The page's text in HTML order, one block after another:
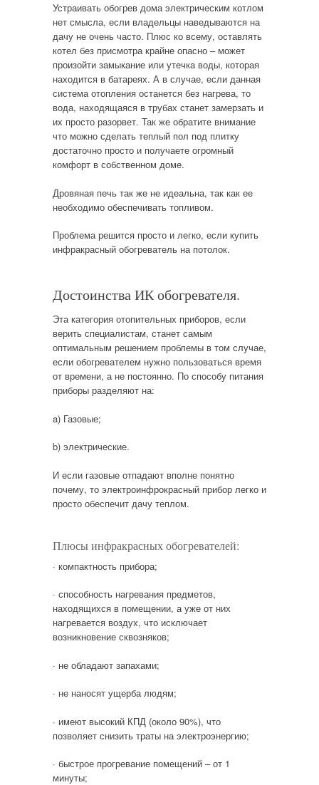
Устраивать обогрев дома электрическим котлом
нет смысла, если владельцы наведываются на
дачу не очень часто. Плюс ко всему, оставлять
котел без присмотра крайне опасно – может
произойти замыкание или утечка воды, которая
находится в батареях. А в случае, если данная
система отопления останется без нагрева, то
вода, находящаяся в трубах станет замерзать и
их просто разорвет. Так же обратите внимание
что можно сделать теплый пол под плитку
достаточно просто и получаете огромный
комфорт в собственном доме.
Дровяная печь так же не идеальна, так как ее
необходимо обеспечивать топливом.
Проблема решится просто и легко, если купить
инфракрасный обогреватель на потолок.
Достоинства ИК обогревателя.
Эта категория отопительных приборов, если
верить специалистам, станет самым
оптимальным решением проблемы в том случае,
если обогревателем нужно пользоваться время
от времени, а не постоянно. По способу питания
приборы разделяют на:
a) Газовые;
b) электрические.
И если газовые отпадают вполне понятно
почему, то электроинфрокрасный прибор легко и
просто обеспечит дачу теплом.
Плюсы инфракрасных обогревателей:
· компактность прибора;
· способность нагревания предметов,
находящихся в помещении, а уже от них
нагревается воздух, что исключает
возникновение сквозняков;
· не обладают запахами;
· не наносят ущерба людям;
· имеют высокий КПД (около 90%), что
позволяет снизить траты на электроэнергию;
· быстрое прогревание помещений – от 1
минуты;